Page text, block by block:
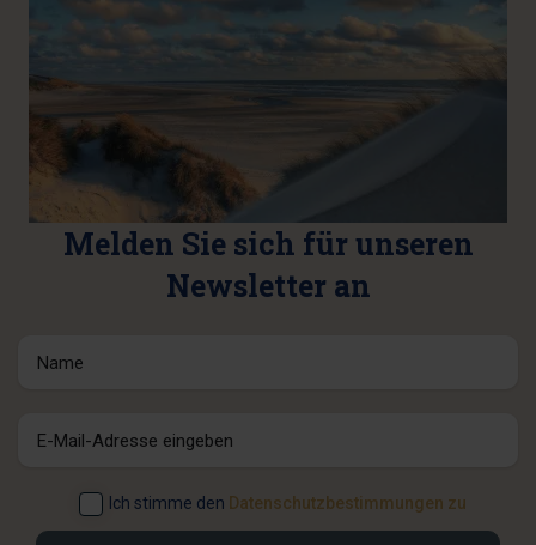
Melden Sie sich für unseren
Newsletter an
Ich stimme den Datenschutzbestimmungen zu